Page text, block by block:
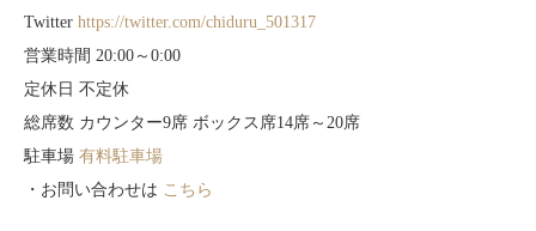
Twitter https://twitter.com/chiduru_501317
営業時間 20:00～0:00
定休日 不定休
総席数 カウンター9席 ボックス席14席～20席
駐車場 有料駐車場
・お問い合わせは こちら